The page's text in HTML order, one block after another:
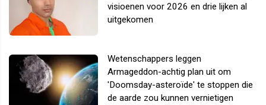
visioenen voor 2026 en drie lijken al
uitgekomen
Wetenschappers leggen
Armageddon-achtig plan uit om
'Doomsday-asteroïde' te stoppen die
de aarde zou kunnen vernietigen